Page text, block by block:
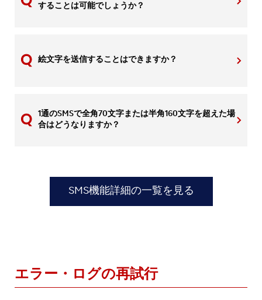
することは可能でしょうか？
絵文字を送信することはできますか？
1通のSMSで全角70文字または半角160文字を超えた場
合はどうなりますか？
SMS機能詳細の一覧を見る
エラー・ログの再試行